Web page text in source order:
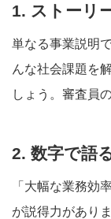
1. ストーリ
単なる事業説明
んな社会課題を
しょう。審査員
2. 数字で語
「大幅な業務効
が説得力があり